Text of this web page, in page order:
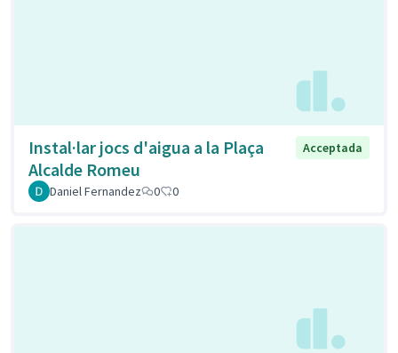
Instal·lar jocs d'aigua a la Plaça
Alcalde Romeu
Acceptada
Daniel Fernandez 0 0